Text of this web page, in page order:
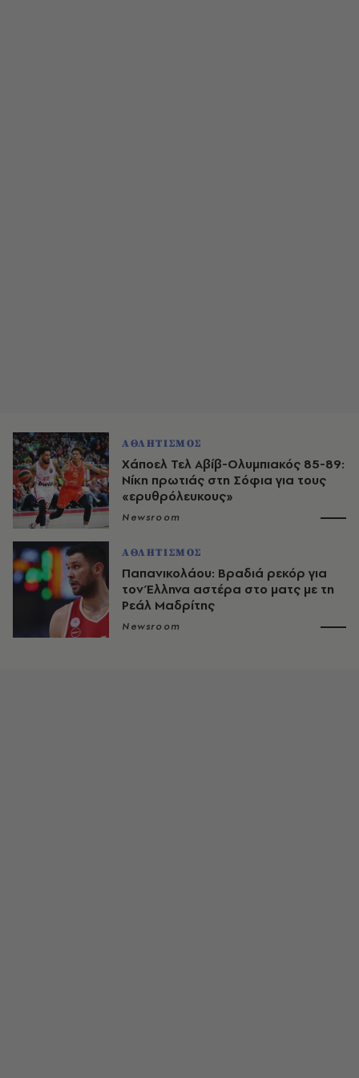
ΑΘΛΗΤΙΣΜΟΣ
Χάποελ Τελ Αβίβ-Ολυμπιακός 85-89:
Νίκη πρωτιάς στη Σόφια για τους
«ερυθρόλευκους»
Newsroom
ΑΘΛΗΤΙΣΜΟΣ
Παπανικολάου: Βραδιά ρεκόρ για
τον Έλληνα αστέρα στο ματς με τη
Ρεάλ Μαδρίτης
Newsroom